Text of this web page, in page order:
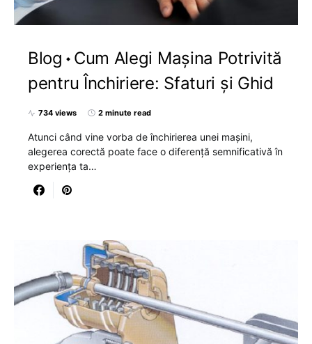
Blog
Cum Alegi Mașina Potrivită
pentru Închiriere: Sfaturi și Ghid
734 views 2 minute read
Atunci când vine vorba de închirierea unei mașini,
alegerea corectă poate face o diferență semnificativă în
experiența ta…